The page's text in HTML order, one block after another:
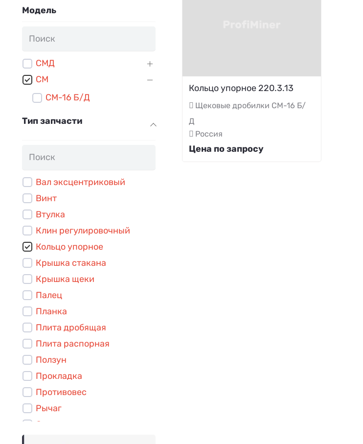
Модель
СМД
СМ
СМ-16 Б/Д
Тип запчасти
Вал эксцентриковый
Винт
Втулка
Клин регулировочный
Кольцо упорное
Крышка стакана
Крышка щеки
Палец
Планка
Плита дробящая
Плита распорная
Ползун
Прокладка
Противовес
Рычаг
Стакан
Кольцо упорное 220.3.13
Щековые дробилки СМ-16 Б/
Д
Россия
Цена по запросу